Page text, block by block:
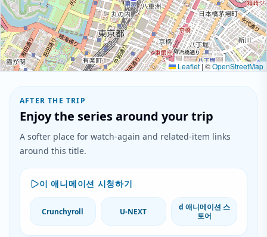
Leaflet |©OpenStreetMap
AFTER THE TRIP
Enjoy the series around your trip
A softer place for watch-again and related-item links
around this title.
이 애니메이션 시청하기
Crunchyroll U-NEXT
d 애니메이션 스
토어